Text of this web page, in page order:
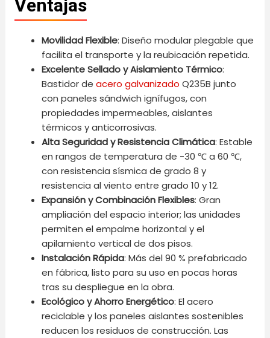
Ventajas
Movilidad Flexible: Diseño modular plegable que
facilita el transporte y la reubicación repetida.
Excelente Sellado y Aislamiento Térmico:
Bastidor deacero galvanizado Q235B junto
con paneles sándwich ignífugos, con
propiedades impermeables, aislantes
térmicos y anticorrosivas.
Alta Seguridad y Resistencia Climática: Estable
en rangos de temperatura de -30 ℃ a 60 ℃,
con resistencia sísmica de grado 8 y
resistencia al viento entre grado 10 y 12.
Expansión y Combinación Flexibles: Gran
ampliación del espacio interior; las unidades
permiten el empalme horizontal y el
apilamiento vertical de dos pisos.
Instalación Rápida: Más del 90 % prefabricado
en fábrica, listo para su uso en pocas horas
tras su despliegue en la obra.
Ecológico y Ahorro Energético: El acero
reciclable y los paneles aislantes sostenibles
reducen los residuos de construcción. Las